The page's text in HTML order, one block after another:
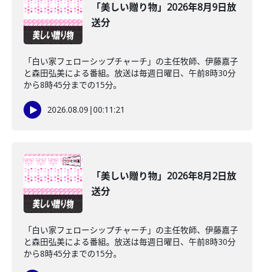
「美しい贈り物」2026年8月9日放
送分
「白い家フェローシップチャーチ」の主任牧師、伊藤嘉子
と森田弘美による番組。放送は毎週日曜日、午前8時30分
から8時45分までの15分。
2026.08.09 |00:11:21
「美しい贈り物」2026年8月2日放
送分
「白い家フェローシップチャーチ」の主任牧師、伊藤嘉子
と森田弘美による番組。放送は毎週日曜日、午前8時30分
から8時45分までの15分。